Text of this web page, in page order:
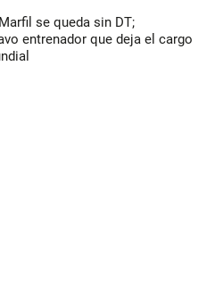
se queda sin DT;
entrenador que deja el cargo